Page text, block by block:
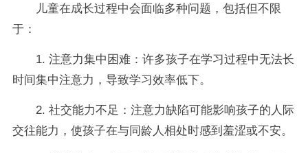
儿童在成长过程中会面临多种问题，包括但不限
于：
1. 注意力集中困难：许多孩子在学习过程中无法长
时间集中注意力，导致学习效率低下。
2. 社交能力不足：注意力缺陷可能影响孩子的人际
交往能力，使孩子在与同龄人相处时感到羞涩或不安。